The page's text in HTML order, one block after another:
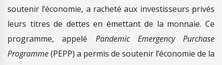
soutenir l’économie, a racheté aux investisseurs privés
leurs titres de dettes en émettant de la monnaie. Ce
programme, appelé Pandemic Emergency Purchase
Programme(PEPP) a permis de soutenir l’économie de la